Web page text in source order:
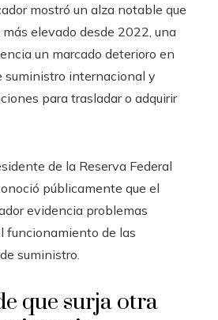
mostró un alza notable que
elevado desde 2022, una
un marcado deterioro en
suministro internacional y
para trasladar o adquirir
de la Reserva Federal
públicamente que el
evidencia problemas
funcionamiento de las
suministro.
que surja otra